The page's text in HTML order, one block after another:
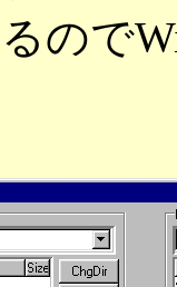
ので